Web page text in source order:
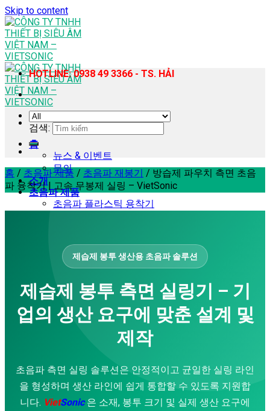
Skip to content
홈
뉴스 & 이벤트
문의
소개
초음파 제품
초음파 플라스틱 용착기
초음파 균질기 – 추출 장비
초음파 커팅기
초음파 납땜기
금속 초음파 용착기
부직포 가방 생산 라인
서비스
수리 · 유지보수
방수
초음파 진동 스크린
초음파 코팅 시스템
HOTLINE: 0938 49 3366 - TS. HẢI
검색:
홈 / 초음파 제품 / 초음파 재봉기 / 방습제 파우치 측면 초음
파 융착기 | 고속 무봉제 실링 – VietSonic
제습제 봉투 생산용 초음파 솔루션
제습제 봉투 측면 실링기 – 기
업의 생산 요구에 맞춘 설계 및
제작
초음파 측면 실링 솔루션은 안정적이고 균일한 실링 라인
을 형성하며 생산 라인에 쉽게 통합할 수 있도록 지원합
니다. VietSonic은 소재, 봉투 크기 및 실제 생산 요구에